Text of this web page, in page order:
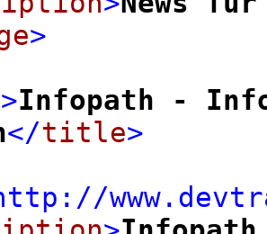
>
>Infopath -
</title>